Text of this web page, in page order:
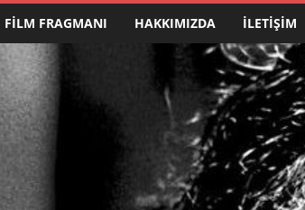
FILM FRAGMANI HAKKIMIZDA İLETIŞIM